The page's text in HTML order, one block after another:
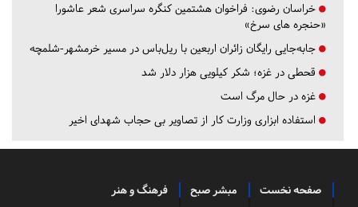
خراسان رضوی: فراخوان هشتمین کنگره سراسری شعر عاشورا
«حنجره های سرخ»
جابه‌جایی رایگان زائران اربعین با ریل‌باس در مسیر خرمشهر-شلمچه
قحطی در غزه؛ شکر کیلویی هزار دلار شد
غزه در حال مرگ است
استفاده ابزاری وزارت کار از تصاویر بی حجاب شهدای اخیر
صفحه نخست مبشر صبح فرهنگ و هنر